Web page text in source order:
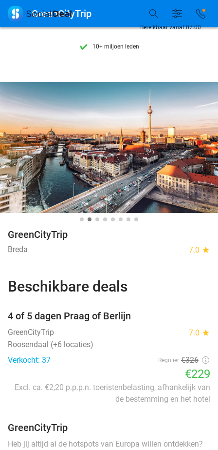
7 dagen per week beschikbaar
10+ miljoen leden
7 dagen per week beschikbaar
Bereikbaar vanaf 07:00
 GreenCityTrip
GreenCityTrip
Breda 7.0 star
Beschikbare deals
4 of 5 dagen Praag of Berlijn
GreenCityTrip 7.0 star
Roosendaal (+6 locaties)
Verkocht: 37
Regulier €326
€229
Excl. ca. €2,20 p.p.p.n. toeristenbelasting, afhankelijk van
de bestemming en het hotel
GreenCityTrip
Heb jij altijd al de hotspots van Europa willen ontdekken?